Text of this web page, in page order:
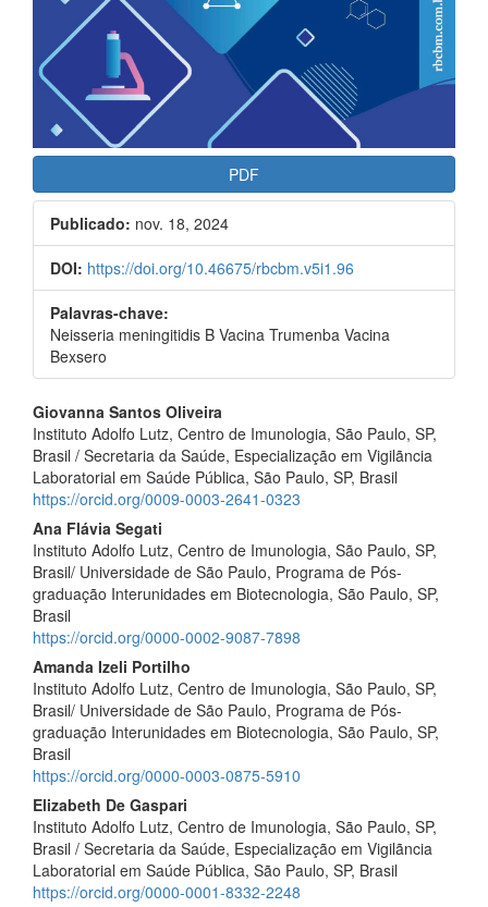
PDF
Publicado: nov. 18, 2024
DOI: https://doi.org/10.46675/rbcbm.v5i1.96
Palavras-chave:
Neisseria meningitidis B Vacina Trumenba Vacina
Bexsero
Conteúdo
do
artigo
principal
Giovanna Santos Oliveira
Instituto Adolfo Lutz, Centro de Imunologia, São Paulo, SP,
Brasil / Secretaria da Saúde, Especialização em Vigilãncia
Laboratorial em Saúde Pública, São Paulo, SP, Brasil
https://orcid.org/0009-0003-2641-0323
Ana Flávia Segati
Instituto Adolfo Lutz, Centro de Imunologia, São Paulo, SP,
Brasil/ Universidade de São Paulo, Programa de Pós-
graduação Interunidades em Biotecnologia, São Paulo, SP,
Brasil
https://orcid.org/0000-0002-9087-7898
Amanda Izeli Portilho
Instituto Adolfo Lutz, Centro de Imunologia, São Paulo, SP,
Brasil/ Universidade de São Paulo, Programa de Pós-
graduação Interunidades em Biotecnologia, São Paulo, SP,
Brasil
https://orcid.org/0000-0003-0875-5910
Elizabeth De Gaspari
Instituto Adolfo Lutz, Centro de Imunologia, São Paulo, SP,
Brasil / Secretaria da Saúde, Especialização em Vigilãncia
Laboratorial em Saúde Pública, São Paulo, SP, Brasil
https://orcid.org/0000-0001-8332-2248